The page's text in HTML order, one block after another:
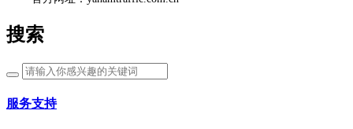
搜索
服务支持